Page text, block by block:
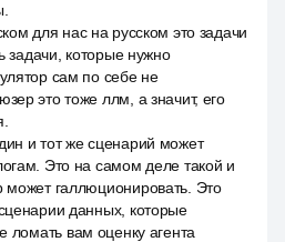
для нас на русском это задачи
задачи, которые нужно
сам по себе не
это тоже ллм, а значит, его
и тот же сценарий может
Это на самом деле такой и
галлюционировать. Это
данных, которые
ломать вам оценку агента